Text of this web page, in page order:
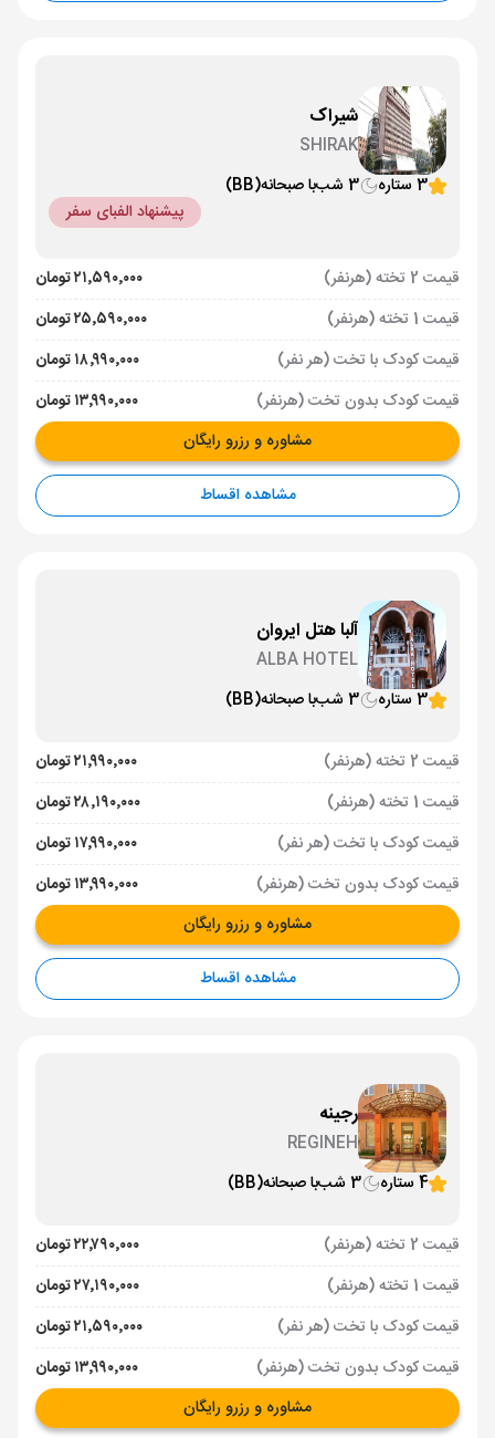
شیراک
SHIRAK
3 ستاره
3 شب با صبحانه(BB)
پیشنهاد الفبای سفر
قیمت 2 تخته (هرنفر)
۲۱٬۵۹۰٬۰۰۰ تومان
قیمت 1 تخته (هرنفر)
۲۵٬۵۹۰٬۰۰۰ تومان
قیمت کودک با تخت (هر نفر)
۱۸٬۹۹۰٬۰۰۰ تومان
قیمت کودک بدون تخت (هرنفر)
۱۳٬۹۹۰٬۰۰۰ تومان
مشاوره و رزرو رایگان
مشاهده اقساط
آلبا هتل ایروان
ALBA HOTEL
3 ستاره
3 شب با صبحانه(BB)
قیمت 2 تخته (هرنفر)
۲۱٬۹۹۰٬۰۰۰ تومان
قیمت 1 تخته (هرنفر)
۲۸٬۱۹۰٬۰۰۰ تومان
قیمت کودک با تخت (هر نفر)
۱۷٬۹۹۰٬۰۰۰ تومان
قیمت کودک بدون تخت (هرنفر)
۱۳٬۹۹۰٬۰۰۰ تومان
مشاوره و رزرو رایگان
مشاهده اقساط
رجینه
REGINEH
4 ستاره
3 شب با صبحانه(BB)
قیمت 2 تخته (هرنفر)
۲۲٬۷۹۰٬۰۰۰ تومان
قیمت 1 تخته (هرنفر)
۲۷٬۱۹۰٬۰۰۰ تومان
قیمت کودک با تخت (هر نفر)
۲۱٬۵۹۰٬۰۰۰ تومان
قیمت کودک بدون تخت (هرنفر)
۱۳٬۹۹۰٬۰۰۰ تومان
مشاوره و رزرو رایگان